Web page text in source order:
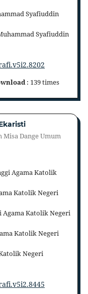
Syafiuddin
Syafiuddin
: 139 times
Dange Umum
Agama Katolik
Katolik Negeri
Agama Katolik Negeri
Katolik Negeri
Negeri